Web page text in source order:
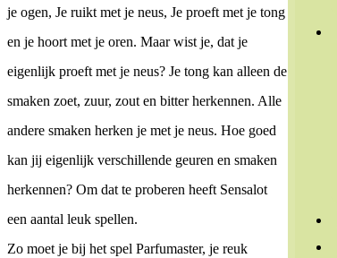
je ogen, Je ruikt met je neus, Je proeft met je tong
en je hoort met je oren. Maar wist je, dat je
eigenlijk proeft met je neus? Je tong kan alleen de
smaken zoet, zuur, zout en bitter herkennen. Alle
andere smaken herken je met je neus. Hoe goed
kan jij eigenlijk verschillende geuren en smaken
herkennen? Om dat te proberen heeft Sensalot
een aantal leuk spellen.
Zo moet je bij het spel Parfumaster, je reuk